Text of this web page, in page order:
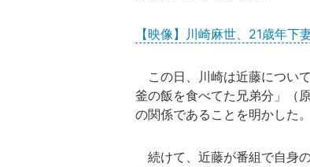
【映像】川崎麻世、21歳年下
この日、川崎は近藤につい
釜の飯を食べてた兄弟分」（
の関係であることを明かした。
続けて、近藤が番組で自身